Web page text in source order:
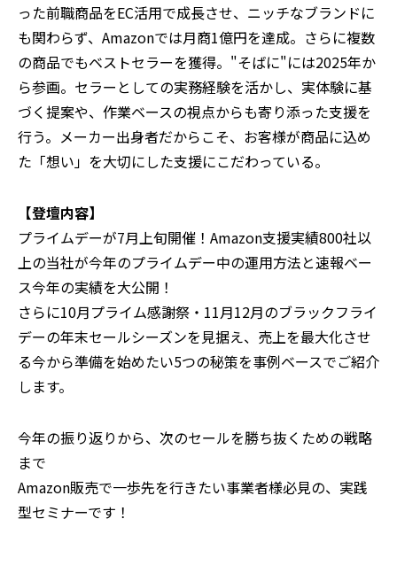
った前職商品をEC活用で成長させ、ニッチなブランドに
も関わらず、Amazonでは月商1億円を達成。さらに複数
の商品でもベストセラーを獲得。"そばに"には2025年か
ら参画。セラーとしての実務経験を活かし、実体験に基
づく提案や、作業ベースの視点からも寄り添った支援を
行う。メーカー出身者だからこそ、お客様が商品に込め
た「想い」を大切にした支援にこだわっている。
【登壇内容】
プライムデーが7月上旬開催！Amazon支援実績800社以
上の当社が今年のプライムデー中の運用方法と速報ベー
ス今年の実績を大公開！
さらに10月プライム感謝祭・11月12月のブラックフライ
デーの年末セールシーズンを見据え、売上を最大化させ
る今から準備を始めたい5つの秘策を事例ベースでご紹介
します。
今年の振り返りから、次のセールを勝ち抜くための戦略
まで
Amazon販売で一歩先を行きたい事業者様必見の、実践
型セミナーです！